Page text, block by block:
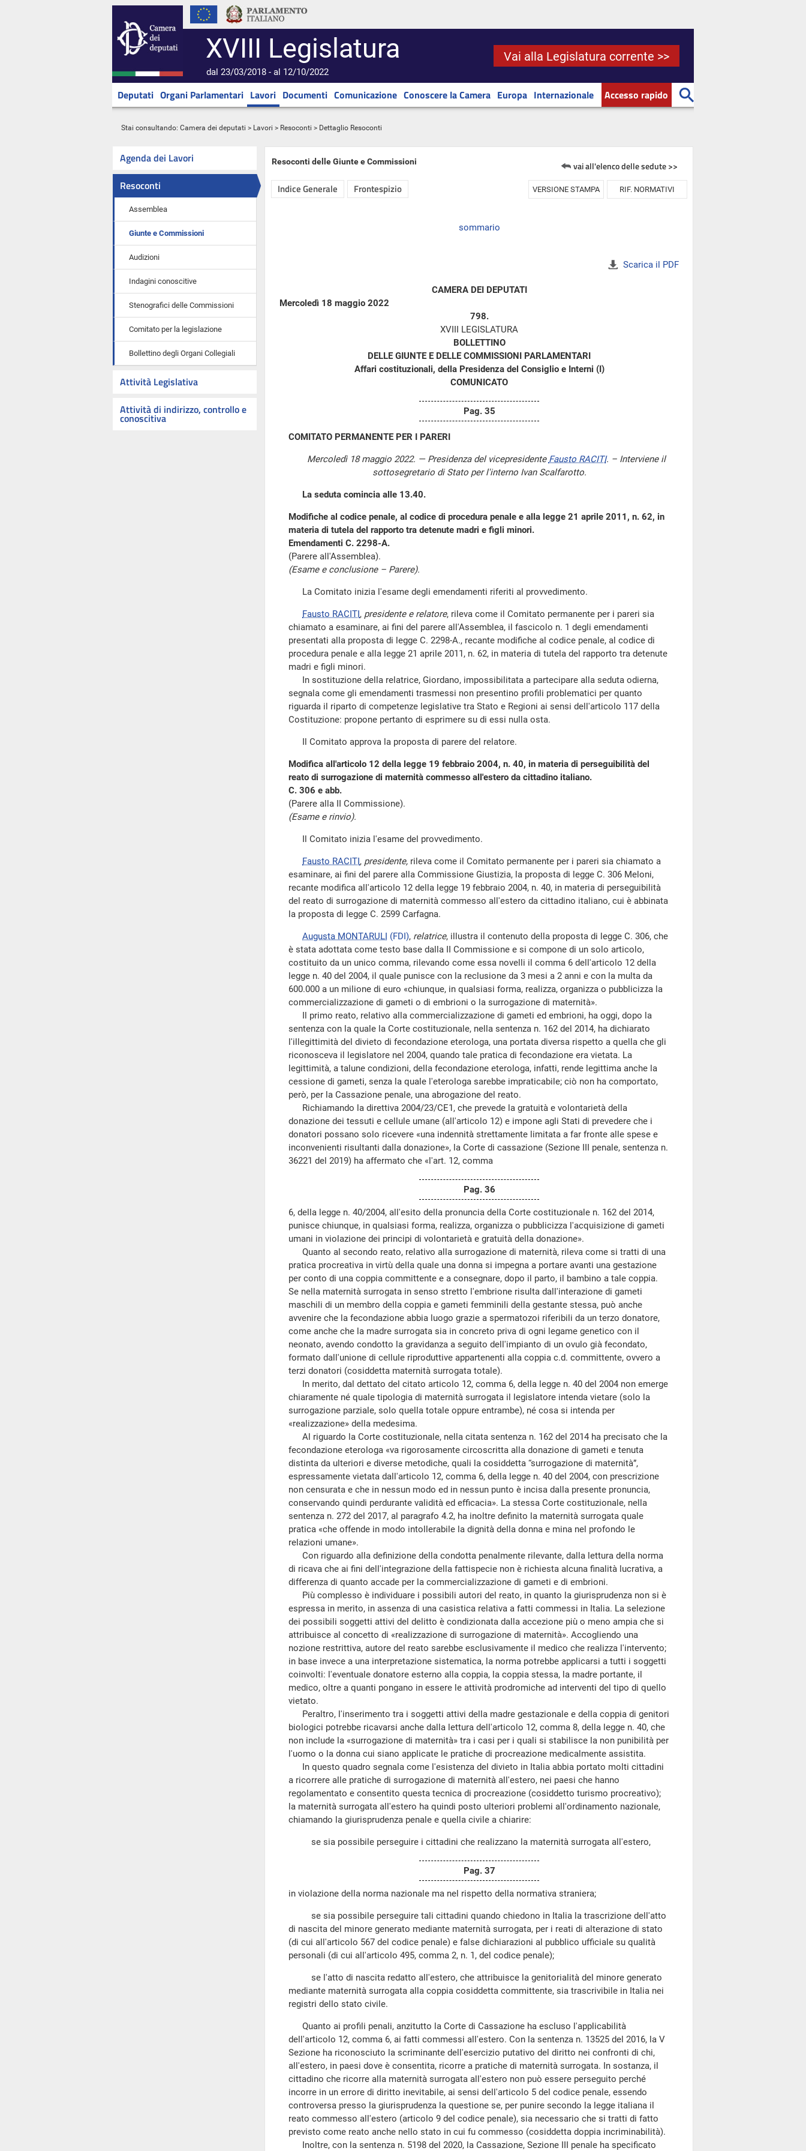
XVIII Legislatura
dal 23/03/2018 - al 12/10/2022
Vai alla Legislatura corrente >>
Deputati Organi Parlamentari Lavori Documenti Comunicazione Conoscere la Camera Europa Internazionale Accesso rapido
Stai consultando: Camera dei deputati > Lavori > Resoconti > Dettaglio Resoconti
Agenda dei Lavori
Resoconti
Assemblea
Giunte e Commissioni
Audizioni
Indagini conoscitive
Stenografici delle Commissioni
Comitato per la legislazione
Bollettino degli Organi Collegiali
Attività Legislativa
Attività di indirizzo, controllo e
conoscitiva
Resoconti delle Giunte e Commissioni vai all'elenco delle sedute >>
Indice Generale Frontespizio VERSIONE STAMPA RIF. NORMATIVI
sommario
Scarica il PDF
CAMERA DEI DEPUTATI
Mercoledì 18 maggio 2022
798.
XVIII LEGISLATURA
BOLLETTINO
DELLE GIUNTE E DELLE COMMISSIONI PARLAMENTARI
Affari costituzionali, della Presidenza del Consiglio e Interni (I)
COMUNICATO
Pag. 35
COMITATO PERMANENTE PER I PARERI
Mercoledì 18 maggio 2022. — Presidenza del vicepresidente Fausto RACITI. – Interviene il
sottosegretario di Stato per l'interno Ivan Scalfarotto.
La seduta comincia alle 13.40.
Modifiche al codice penale, al codice di procedura penale e alla legge 21 aprile 2011, n. 62, in
materia di tutela del rapporto tra detenute madri e figli minori.
Emendamenti C. 2298-A.
(Parere all'Assemblea).
(Esame e conclusione – Parere).
La Comitato inizia l'esame degli emendamenti riferiti al provvedimento.
Fausto RACITI, presidente e relatore, rileva come il Comitato permanente per i pareri sia
chiamato a esaminare, ai fini del parere all'Assemblea, il fascicolo n. 1 degli emendamenti
presentati alla proposta di legge C. 2298-A., recante modifiche al codice penale, al codice di
procedura penale e alla legge 21 aprile 2011, n. 62, in materia di tutela del rapporto tra detenute
madri e figli minori.
In sostituzione della relatrice, Giordano, impossibilitata a partecipare alla seduta odierna,
segnala come gli emendamenti trasmessi non presentino profili problematici per quanto
riguarda il riparto di competenze legislative tra Stato e Regioni ai sensi dell'articolo 117 della
Costituzione: propone pertanto di esprimere su di essi nulla osta.
Il Comitato approva la proposta di parere del relatore.
Modifica all'articolo 12 della legge 19 febbraio 2004, n. 40, in materia di perseguibilità del
reato di surrogazione di maternità commesso all'estero da cittadino italiano.
C. 306 e abb.
(Parere alla II Commissione).
(Esame e rinvio).
Il Comitato inizia l'esame del provvedimento.
Fausto RACITI, presidente, rileva come il Comitato permanente per i pareri sia chiamato a
esaminare, ai fini del parere alla Commissione Giustizia, la proposta di legge C. 306 Meloni,
recante modifica all'articolo 12 della legge 19 febbraio 2004, n. 40, in materia di perseguibilità
del reato di surrogazione di maternità commesso all'estero da cittadino italiano, cui è abbinata
la proposta di legge C. 2599 Carfagna.
Augusta MONTARULI (FDI), relatrice, illustra il contenuto della proposta di legge C. 306, che
è stata adottata come testo base dalla II Commissione e si compone di un solo articolo,
costituito da un unico comma, rilevando come essa novelli il comma 6 dell'articolo 12 della
legge n. 40 del 2004, il quale punisce con la reclusione da 3 mesi a 2 anni e con la multa da
600.000 a un milione di euro «chiunque, in qualsiasi forma, realizza, organizza o pubblicizza la
commercializzazione di gameti o di embrioni o la surrogazione di maternità».
Il primo reato, relativo alla commercializzazione di gameti ed embrioni, ha oggi, dopo la
sentenza con la quale la Corte costituzionale, nella sentenza n. 162 del 2014, ha dichiarato
l'illegittimità del divieto di fecondazione eterologa, una portata diversa rispetto a quella che gli
riconosceva il legislatore nel 2004, quando tale pratica di fecondazione era vietata. La
legittimità, a talune condizioni, della fecondazione eterologa, infatti, rende legittima anche la
cessione di gameti, senza la quale l'eterologa sarebbe impraticabile; ciò non ha comportato,
però, per la Cassazione penale, una abrogazione del reato.
Richiamando la direttiva 2004/23/CE1, che prevede la gratuità e volontarietà della
donazione dei tessuti e cellule umane (all'articolo 12) e impone agli Stati di prevedere che i
donatori possano solo ricevere «una indennità strettamente limitata a far fronte alle spese e
inconvenienti risultanti dalla donazione», la Corte di cassazione (Sezione III penale, sentenza n.
36221 del 2019) ha affermato che «l'art. 12, comma
Pag. 36
6, della legge n. 40/2004, all'esito della pronuncia della Corte costituzionale n. 162 del 2014,
punisce chiunque, in qualsiasi forma, realizza, organizza o pubblicizza l'acquisizione di gameti
umani in violazione dei principi di volontarietà e gratuità della donazione».
Quanto al secondo reato, relativo alla surrogazione di maternità, rileva come si tratti di una
pratica procreativa in virtù della quale una donna si impegna a portare avanti una gestazione
per conto di una coppia committente e a consegnare, dopo il parto, il bambino a tale coppia.
Se nella maternità surrogata in senso stretto l'embrione risulta dall'interazione di gameti
maschili di un membro della coppia e gameti femminili della gestante stessa, può anche
avvenire che la fecondazione abbia luogo grazie a spermatozoi riferibili da un terzo donatore,
come anche che la madre surrogata sia in concreto priva di ogni legame genetico con il
neonato, avendo condotto la gravidanza a seguito dell'impianto di un ovulo già fecondato,
formato dall'unione di cellule riproduttive appartenenti alla coppia c.d. committente, ovvero a
terzi donatori (cosiddetta maternità surrogata totale).
In merito, dal dettato del citato articolo 12, comma 6, della legge n. 40 del 2004 non emerge
chiaramente né quale tipologia di maternità surrogata il legislatore intenda vietare (solo la
surrogazione parziale, solo quella totale oppure entrambe), né cosa si intenda per
«realizzazione» della medesima.
Al riguardo la Corte costituzionale, nella citata sentenza n. 162 del 2014 ha precisato che la
fecondazione eterologa «va rigorosamente circoscritta alla donazione di gameti e tenuta
distinta da ulteriori e diverse metodiche, quali la cosiddetta “surrogazione di maternità”,
espressamente vietata dall'articolo 12, comma 6, della legge n. 40 del 2004, con prescrizione
non censurata e che in nessun modo ed in nessun punto è incisa dalla presente pronuncia,
conservando quindi perdurante validità ed efficacia». La stessa Corte costituzionale, nella
sentenza n. 272 del 2017, al paragrafo 4.2, ha inoltre definito la maternità surrogata quale
pratica «che offende in modo intollerabile la dignità della donna e mina nel profondo le
relazioni umane».
Con riguardo alla definizione della condotta penalmente rilevante, dalla lettura della norma
di ricava che ai fini dell'integrazione della fattispecie non è richiesta alcuna finalità lucrativa, a
differenza di quanto accade per la commercializzazione di gameti e di embrioni.
Più complesso è individuare i possibili autori del reato, in quanto la giurisprudenza non si è
espressa in merito, in assenza di una casistica relativa a fatti commessi in Italia. La selezione
dei possibili soggetti attivi del delitto è condizionata dalla accezione più o meno ampia che si
attribuisce al concetto di «realizzazione di surrogazione di maternità». Accogliendo una
nozione restrittiva, autore del reato sarebbe esclusivamente il medico che realizza l'intervento;
in base invece a una interpretazione sistematica, la norma potrebbe applicarsi a tutti i soggetti
coinvolti: l'eventuale donatore esterno alla coppia, la coppia stessa, la madre portante, il
medico, oltre a quanti pongano in essere le attività prodromiche ad interventi del tipo di quello
vietato.
Peraltro, l'inserimento tra i soggetti attivi della madre gestazionale e della coppia di genitori
biologici potrebbe ricavarsi anche dalla lettura dell'articolo 12, comma 8, della legge n. 40, che
non include la «surrogazione di maternità» tra i casi per i quali si stabilisce la non punibilità per
l'uomo o la donna cui siano applicate le pratiche di procreazione medicalmente assistita.
In questo quadro segnala come l'esistenza del divieto in Italia abbia portato molti cittadini
a ricorrere alle pratiche di surrogazione di maternità all'estero, nei paesi che hanno
regolamentato e consentito questa tecnica di procreazione (cosiddetto turismo procreativo);
la maternità surrogata all'estero ha quindi posto ulteriori problemi all'ordinamento nazionale,
chiamando la giurisprudenza penale e quella civile a chiarire:
se sia possibile perseguire i cittadini che realizzano la maternità surrogata all'estero,
Pag. 37
in violazione della norma nazionale ma nel rispetto della normativa straniera;
se sia possibile perseguire tali cittadini quando chiedono in Italia la trascrizione dell'atto
di nascita del minore generato mediante maternità surrogata, per i reati di alterazione di stato
(di cui all'articolo 567 del codice penale) e false dichiarazioni al pubblico ufficiale su qualità
personali (di cui all'articolo 495, comma 2, n. 1, del codice penale);
se l'atto di nascita redatto all'estero, che attribuisce la genitorialità del minore generato
mediante maternità surrogata alla coppia cosiddetta committente, sia trascrivibile in Italia nei
registri dello stato civile.
Quanto ai profili penali, anzitutto la Corte di Cassazione ha escluso l'applicabilità
dell'articolo 12, comma 6, ai fatti commessi all'estero. Con la sentenza n. 13525 del 2016, la V
Sezione ha riconosciuto la scriminante dell'esercizio putativo del diritto nei confronti di chi,
all'estero, in paesi dove è consentita, ricorre a pratiche di maternità surrogata. In sostanza, il
cittadino che ricorre alla maternità surrogata all'estero non può essere perseguito perché
incorre in un errore di diritto inevitabile, ai sensi dell'articolo 5 del codice penale, essendo
controversa presso la giurisprudenza la questione se, per punire secondo la legge italiana il
reato commesso all'estero (articolo 9 del codice penale), sia necessario che si tratti di fatto
previsto come reato anche nello stato in cui fu commesso (cosiddetta doppia incriminabilità).
Inoltre, con la sentenza n. 5198 del 2020, la Cassazione, Sezione III penale ha specificato